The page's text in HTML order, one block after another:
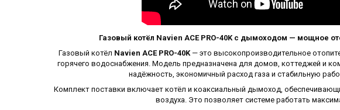
Газовый котёл Navien ACE PRO-40K с дымоходом — мощное
Газовый котёл Navien ACE PRO-40K— это высокопроизводительное
горячего водоснабжения. Модель предназначена для домов, коттеджей и
надёжность, экономичный расход газа и стабильную
Комплект поставки включает котёл и коаксиальный дымоход,
воздуха. Это позволяет системе работать